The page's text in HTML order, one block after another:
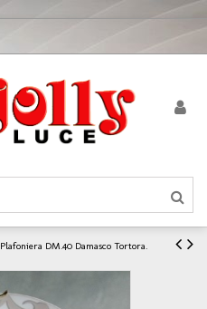
Plafoniera DM.40 Damasco Tortora.